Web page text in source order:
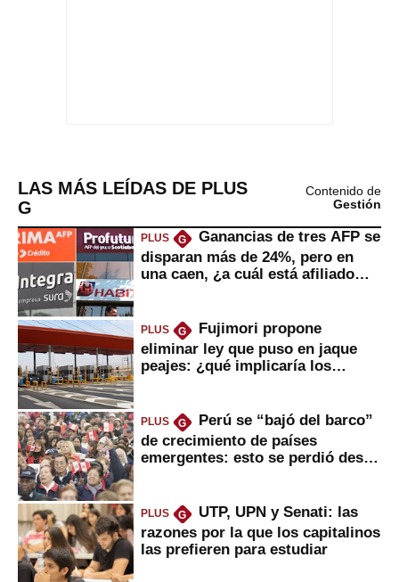
LAS MÁS LEÍDAS DE PLUS
G
Contenido de
Gestión
PLUS G
Ganancias de tres AFP se
disparan más de 24%, pero en
una caen, ¿a cuál está afiliado
PLUS G
Fujimori propone
eliminar ley que puso en jaque
peajes: ¿qué implicaría los
PLUS G
Perú se “bajó del barco”
de crecimiento de países
emergentes: esto se perdió desde
PLUS G
UTP, UPN y Senati: las
razones por la que los capitalinos
las prefieren para estudiar